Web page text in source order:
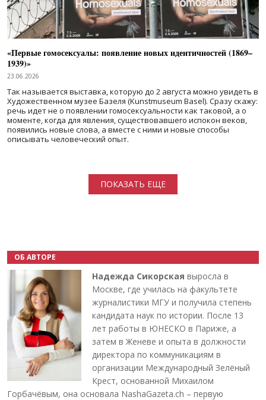
«Первые гомосексуалы: появление новых идентичностей (1869–
1939)»
23.06.2026
Так называется выставка, которую до 2 августа можно увидеть в
Художественном музее Базеля (Kunstmuseum Basel). Сразу скажу:
речь идет не о появлении гомосексуальности как таковой, а о
моменте, когда для явления, существовавшего испокон веков,
появились новые слова, а вместе с ними и новые способы
описывать человеческий опыт.
ПОКАЗАТЬ ЕЩЕ
ОБ АВТОРЕ
Надежда Сикорская выросла в
Москве, где училась на факультете
журналистики МГУ и получила степень
кандидата наук по истории. После 13
лет работы в ЮНЕСКО в Париже, а
затем в Женеве и опыта в должности
директора по коммуникациям в
организации Международный Зелёный
Крест, основанной Михаилом
Горбачёвым, она основала NashaGazeta.ch – первую